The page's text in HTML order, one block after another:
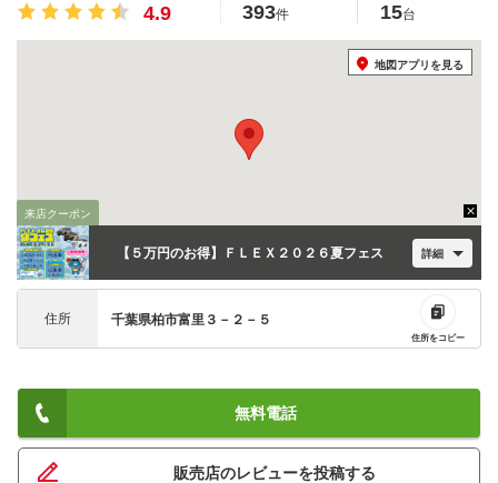
4.9 393件 15台
来店クーポン
【５万円のお得】ＦＬＥＸ２０２６夏フェス 詳細
地図アプリを見る
住所 千葉県柏市富里３－２－５
住所をコピー
無料電話
ネット予約でキャンペーンに応募しよ
販売店のレビューを投稿する